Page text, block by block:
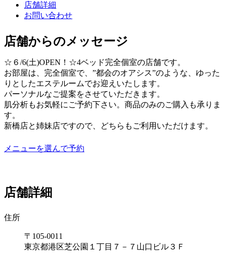
詳しくはこちら
店舗詳細
お問い合わせ
店舗からのメッセージ
☆６/6(土)OPEN！☆4ベッド完全個室の店舗です。
お部屋は、完全個室で、”都会のオアシス”のような、ゆった
りとしたエステルームでお迎えいたします。
パーソナルなご提案をさせていただきます。
肌分析もお気軽にご予約下さい。商品のみのご購入も承りま
す。
新橋店と姉妹店ですので、どちらもご利用いただけます。
メニューを選んで予約
店舗詳細
住所
〒105-0011
東京都港区芝公園１丁目７－７山口ビル３Ｆ